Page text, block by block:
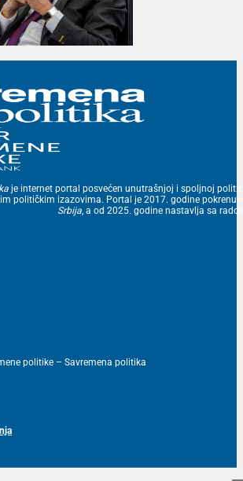
je internet portal posvećen unutrašnjoj i spoljnoj
političkim izazovima. Portal je 2017. godine
Srbija, a od 2025. godine nastavlja sa
politike – Savremena politika